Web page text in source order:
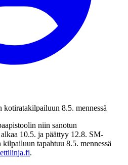
8.5. mennessä
niin sanotun
10.5. ja päättyy 12.8. SM-
tapahtuu 8.5. mennessä
.